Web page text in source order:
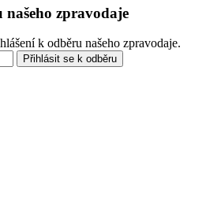
našeho zpravodaje
k odběru našeho zpravodaje.
Přihlásit se k odběru